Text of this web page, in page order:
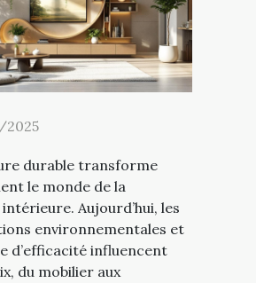
2025
durable transforme
le monde de la
Aujourd’hui, les
environnementales et
d’efficacité influencent
du mobilier aux